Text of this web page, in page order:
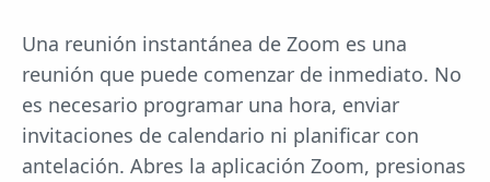
Una reunión instantánea de Zoom es una
reunión que puede comenzar de inmediato. No
es necesario programar una hora, enviar
invitaciones de calendario ni planificar con
antelación. Abres la aplicación Zoom, presionas